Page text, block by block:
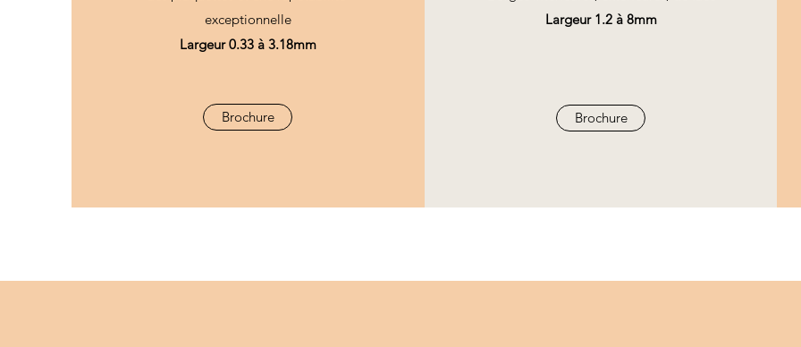
exceptionnelle
Largeur 0.33 à 3.18mm
Brochure
Largeur 1.2 à 8mm
Brochure